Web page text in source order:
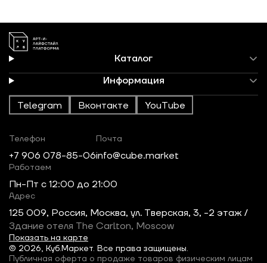
Каталог
Информация
Telegram Вконтакте YouTube
© 2026, Куб.Маркет. Все права защищены.
Телефон
+7 906 078-85-06
Почта
info@cube.market
Работаем
Пн-Пт c 12:00 до 21:00
Адрес
125 009, Россия, Москва, ул. Тверская, 3, -2 этаж /
Здание отеля The Carlton, Moscow
Показать на карте
Публичная оферта о продаже товаров физическим лицам